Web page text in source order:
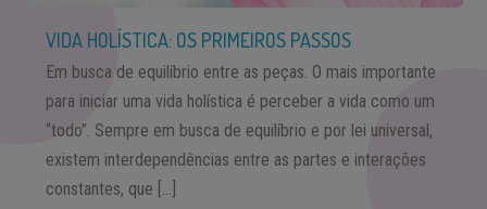
VIDA HOLÍSTICA: OS PRIMEIROS PASSOS
Em busca de equilíbrio entre as peças. O mais importante
para iniciar uma vida holística é perceber a vida como um
“todo”. Sempre em busca de equilíbrio e por lei universal,
existem interdependências entre as partes e interações
constantes, que […]